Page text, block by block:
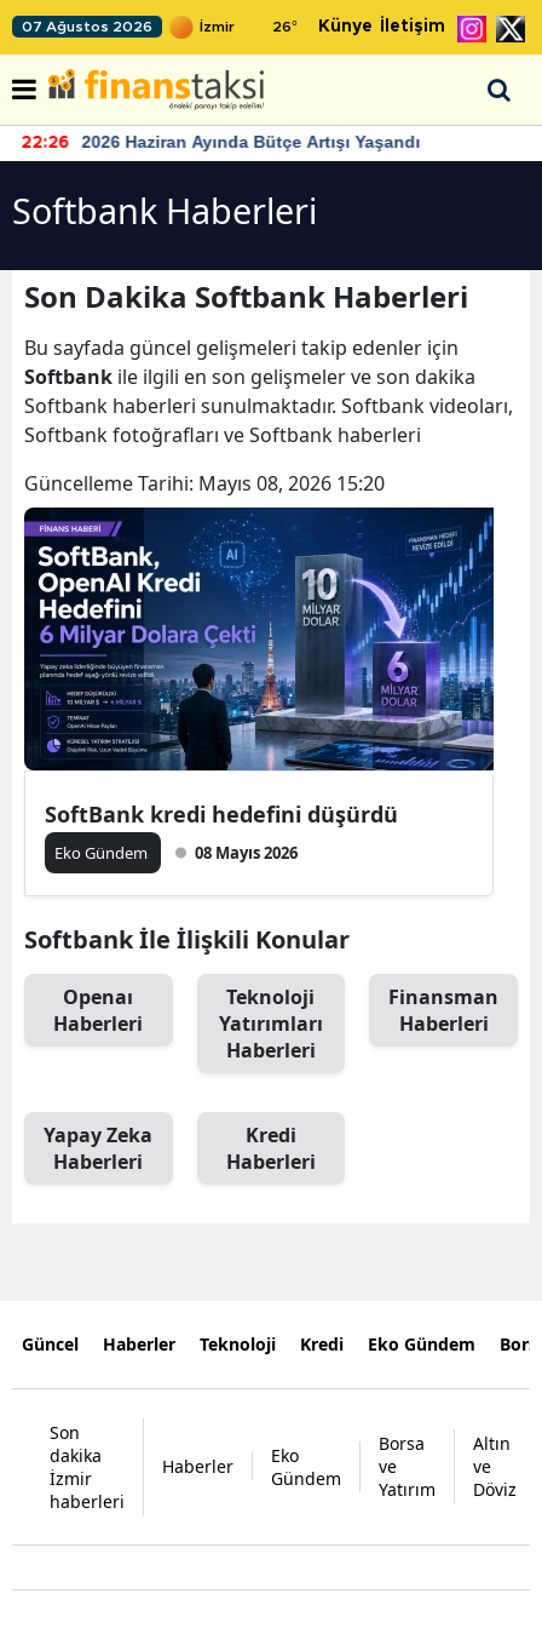
07 Ağustos 2026 26° Künye İletişim
22:26 2026 Haziran Ayında Bütçe Artışı Yaşandı
Softbank Haberleri
Son Dakika Softbank Haberleri
Bu sayfada güncel gelişmeleri takip edenler için
Softbank ile ilgili en son gelişmeler ve son dakika
Softbank haberleri sunulmaktadır. Softbank videoları,
Softbank fotoğrafları ve Softbank haberleri
Güncelleme Tarihi: Mayıs 08, 2026 15:20
SoftBank kredi hedefini düşürdü
Eko Gündem 08 Mayıs 2026
Softbank İle İlişkili Konular
Openaı
Haberleri
Teknoloji
Yatırımları
Haberleri
Finansman
Haberleri
Yapay Zeka
Haberleri
Kredi
Haberleri
Güncel Haberler Teknoloji Kredi Eko Gündem
Son
dakika
İzmir
haberleri
Haberler
Eko
Gündem
Borsa
ve
Yatırım
Altın
ve
Döviz